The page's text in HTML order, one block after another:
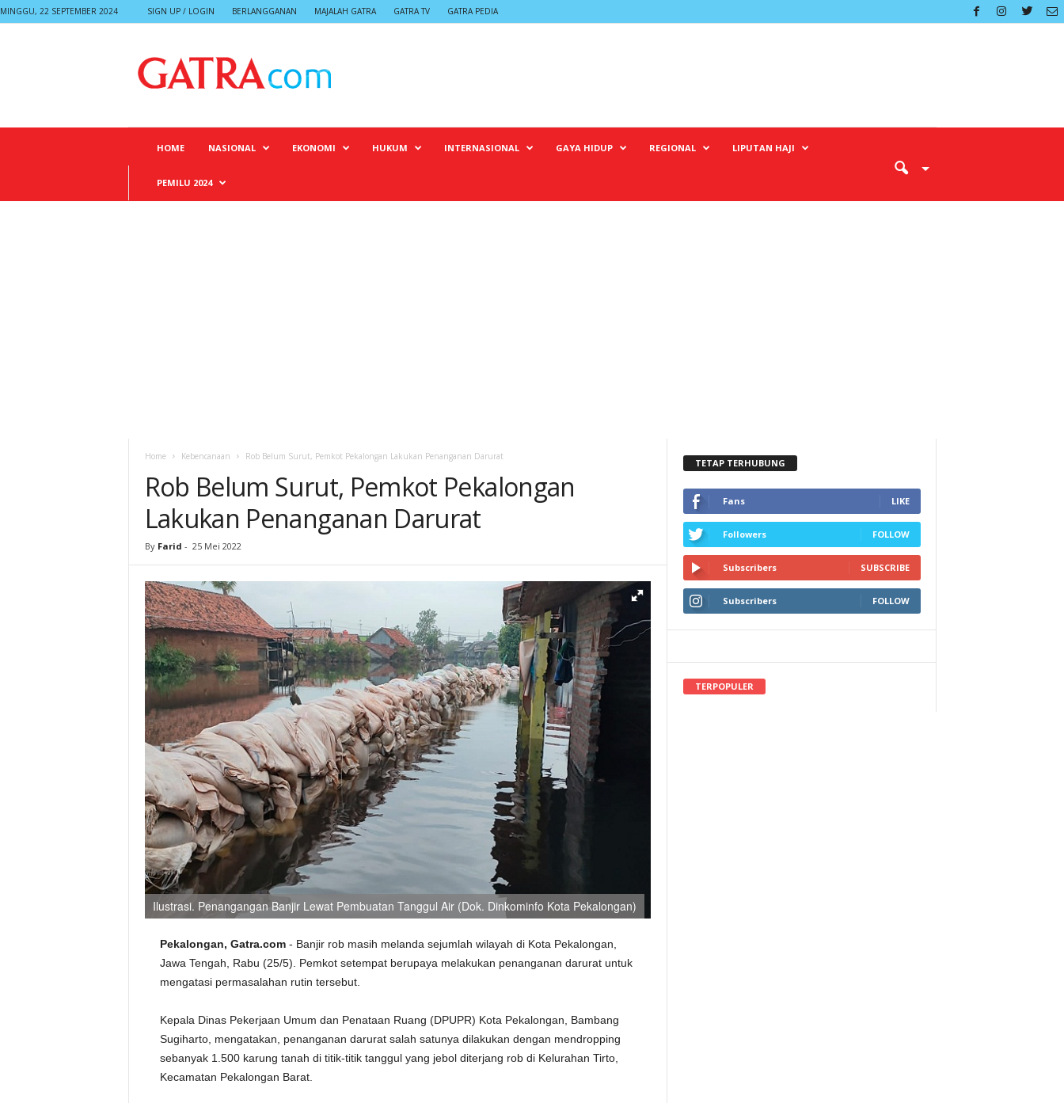
MINGGU, 22 SEPTEMBER 2024 SIGN UP / LOGIN BERLANGGANAN MAJALAH GATRA GATRA TV GATRA PEDIA
HOME NASIONAL EKONOMI HUKUM INTERNASIONAL GAYA HIDUP REGIONAL LIPUTAN HAJI
PEMILU 2024
Home Kebencanaan Rob Belum Surut, Pemkot Pekalongan Lakukan Penanganan Darurat
Rob Belum Surut, Pemkot Pekalongan
Lakukan Penanganan Darurat
By Farid - 25 Mei 2022
Ilustrasi. Penangangan Banjir Lewat Pembuatan Tanggul Air (‎Dok. Dinkominfo Kota Pekalongan)
Pekalongan, Gatra.com- Banjir rob masih melanda sejumlah wilayah di Kota Pekalongan,
Jawa Tengah, Rabu (25/5). Pemkot setempat berupaya melakukan penanganan darurat untuk
mengatasi permasalahan rutin tersebut.
Kepala Dinas Pekerjaan Umum dan Penataan Ruang (DPUPR) Kota Pekalongan, Bambang
Sugiharto, mengatakan, penanganan darurat salah satunya dilakukan dengan mendropping
sebanyak 1.500 karung tanah di titik-titik tanggul yang jebol diterjang rob di Kelurahan Tirto,
Kecamatan Pekalongan Barat.
TETAP TERHUBUNG
Fans LIKE
Followers FOLLOW
Subscribers SUBSCRIBE
Subscribers FOLLOW